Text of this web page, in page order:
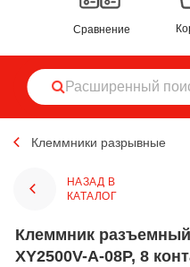
Сравнение
Клеммники разрывные
НАЗАД В
КАТАЛОГ
Клеммник разъемный прямой, вилка (M) SZC
XY2500V-A-08P, 8